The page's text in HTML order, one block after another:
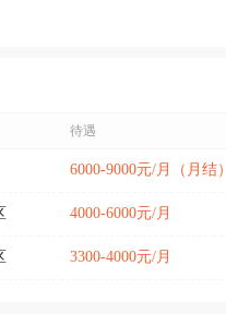
待遇
6000-9000元/月（月结）
4000-6000元/月
3300-4000元/月